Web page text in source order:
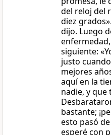
del reloj del
diez
dijo. Luego
siguiente:
justo
mejores
aquí en la
nadie, y que
bastante;
esto pasó
esperé con